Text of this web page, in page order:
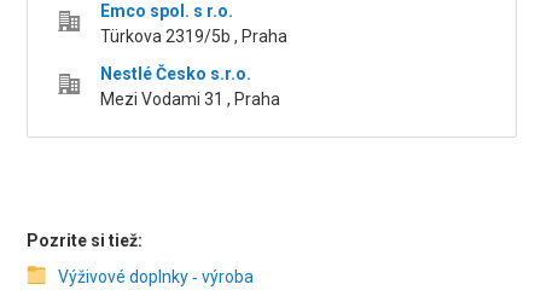
Emco spol. s r.o.
Türkova 2319/5b , Praha
Nestlé Česko s.r.o.
Mezi Vodami 31 , Praha
Pozrite si tiež:
Výživové doplnky ‑ výroba